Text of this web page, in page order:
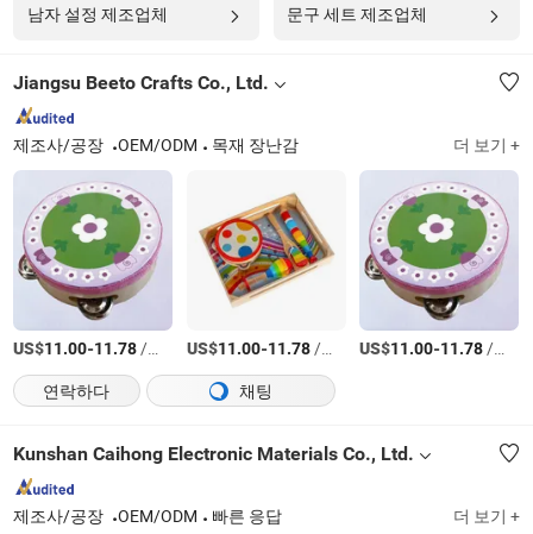
남자 설정 제조업체 문구 세트 제조업체
Jiangsu Beeto Crafts Co., Ltd.
제조사/공장 OEM/ODM 목재 장난감 더 보기 +
US$11.00-11.78/세트 US$11.00-11.78/세트 US$11.00-11.78/세트
연락하다
채팅
Kunshan Caihong Electronic Materials Co., Ltd.
제조사/공장 OEM/ODM 빠른 응답 더 보기 +